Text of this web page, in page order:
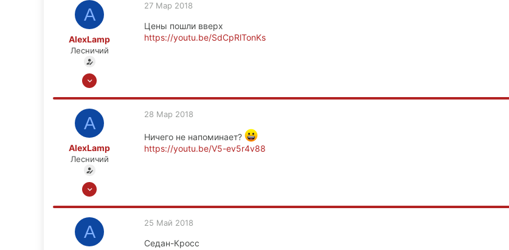
Москва
A
AlexLamp
Лесничий
13 Ноя 2008
Москва
27 Мар 2018
Цены пошли вверх
https://youtu.be/SdCpRlTonKs
A
AlexLamp
Лесничий
13 Ноя 2008
Москва
28 Мар 2018
Ничего не напоминает?
https://youtu.be/V5-ev5r4v88
A 25 Май 2018
Седан-Кросс